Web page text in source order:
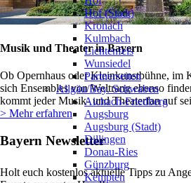
Musik und Theater in Bayern
Ob Opernhaus oder Kleinkunstbühne, im
sich Ensembles von Weltrang ebenso
kommt jeder Musik- und Theaterfan auf
> Mehr erfahren
Bayern Newsletter
Holt euch kostenlos aktuelle Tipps zu
Hof (Stadt)
Kronach
Kulmbach
Lichtenfels
Wunsiedel
Partnerseiten
Allgäu/Bay. Schwaben
Aichach-Friedberg
Augsburg
Augsburg (Stadt)
Dillingen
Donau-Ries
Günzburg
Kempten